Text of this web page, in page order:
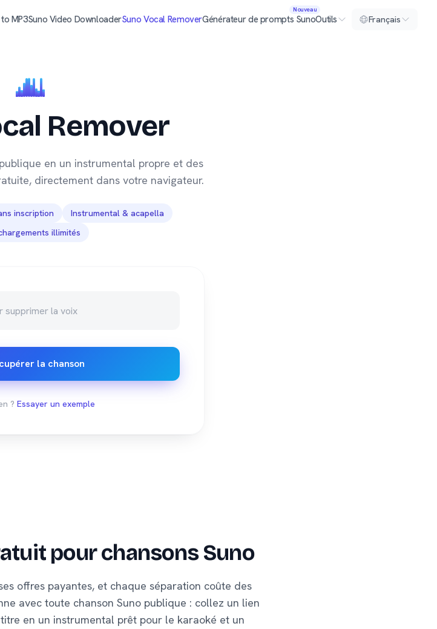
MP3Suno Video DownloaderSuno Vocal RemoverGénérateur de prompts Suno
Nouveau
Outils Français
Remover
en un instrumental propre et des
directement dans votre navigateur.
inscription
Instrumental & acapella
illimités
la chanson
? Essayer un exemple
pour chansons Suno
offres payantes, et chaque séparation coûte des
avec toute chanson Suno publique : collez un lien
en un instrumental prêt pour le karaoké et un